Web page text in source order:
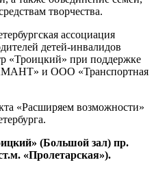
творчества.
ассоциация
детей-инвалидов
«Троицкий» при поддержке
и ООО «Транспортная
«Расширяем возможности»
(Большой зал) пр.
«Пролетарская»).